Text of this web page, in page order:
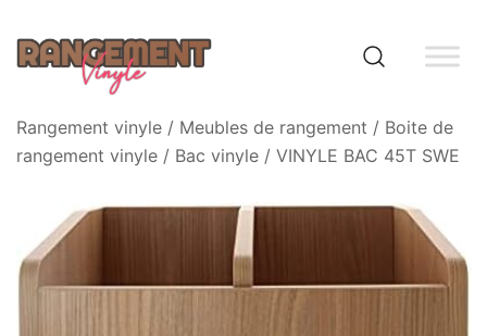
content
Rangement vinyle
Rangement vinyle / Meubles de rangement / Boite de
rangement vinyle / Bac vinyle / VINYLE BAC 45T SWE